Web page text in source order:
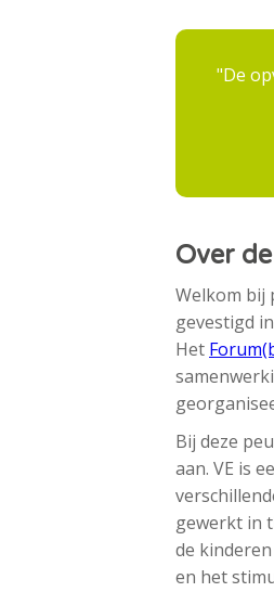
De
Over
Welkom bij
gevestigd
Het
Bij deze
aan. VE is
gewerkt in
de
en het